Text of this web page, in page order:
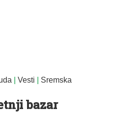
Vesti
Sremska
bazar